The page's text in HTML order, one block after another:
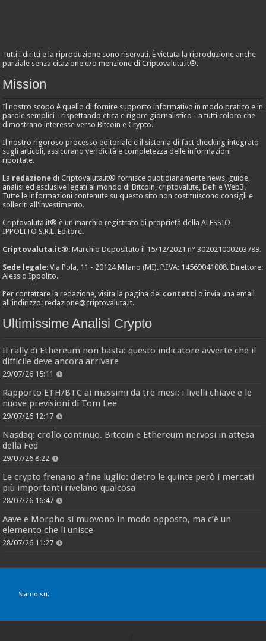
Tutti i diritti e la riproduzione sono riservati. È vietata la riproduzione anche
parziale senza citazione e/o menzione di Criptovaluta.it®.
Mission
Il nostro scopo è quello di fornire supporto informativo in modo pratico e in
parole semplici - rispettando etica e rigore giornalistico - a tutti coloro che
dimostrano interesse verso Bitcoin e Crypto.
Il nostro rigoroso processo editoriale e il sistema di fact checking integrato
sugli articoli, assicurano veridicità e completezza delle informazioni
riportate.
La redazione di Criptovaluta.it® fornisce quotidianamente news, guide,
analisi ed esclusive legati al mondo di Bitcoin, criptovalute, Defi e Web3.
Tutte le informazioni contenute su questo sito non costituiscono consigli e
solleciti all'investimento.
Criptovaluta.it® è un marchio registrato di proprietà della ALESSIO
IPPOLITO S.R.L. Editore.
Criptovaluta.it®: Marchio Depositato il 15/12/2021 n° 302021000203789.
Sede legale: Via Pola, 11 - 20124 Milano (MI). P.IVA: 14569041008. Direttore:
Alessio Ippolito.
Per contattare la redazione, visita la pagina dei contatti o invia una email
all'indirizzo:redazione@criptovaluta.it.
Ultimissime Analisi Crypto
Il rally di Ethereum non basta: questo indicatore avverte che il
difficile deve ancora arrivare
29/07/26 15:11
Rapporto ETH/BTC ai massimi da tre mesi: i livelli chiave e le
nuove previsioni di Tom Lee
29/07/26 12:17
Nasdaq: crollo continuo. Bitcoin e Ethereum nervosi in attesa
della Fed
29/07/26 8:22
Le crypto frenano a fine luglio: dietro le quinte però i mercati
più importanti rivelano qualcosa
28/07/26 16:47
Aave e Morpho si muovono in modo opposto, ma c’è un
elemento che li unisce
28/07/26 11:27
Siamo su: